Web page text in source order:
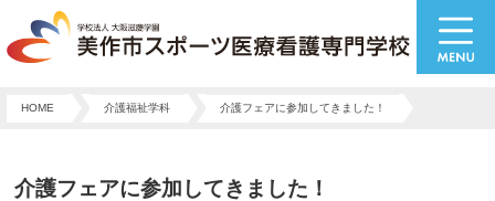
HOME 介護福祉学科 介護フェアに参加してきました！
介護フェアに参加してきました！